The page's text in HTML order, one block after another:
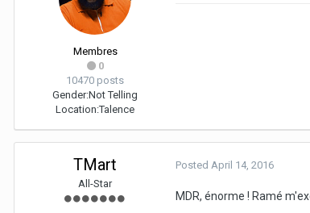
Membres
0
10470 posts
Gender:Not Telling
Location:Talence
TMart
All-Star
Posted April 14, 2016
MDR, énorme ! Ramé